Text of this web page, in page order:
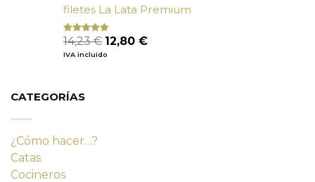
filetes La Lata Premium
Valorado
con
de 5
14,23€ El
precio
12,80 €El
IVA incluido
CATEGORÍAS
¿Cómo hacer…?
Catas
Cocineros